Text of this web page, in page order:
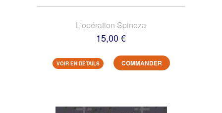
L'opération Spinoza
15,00 €
VOIR EN DETAILS COMMANDER